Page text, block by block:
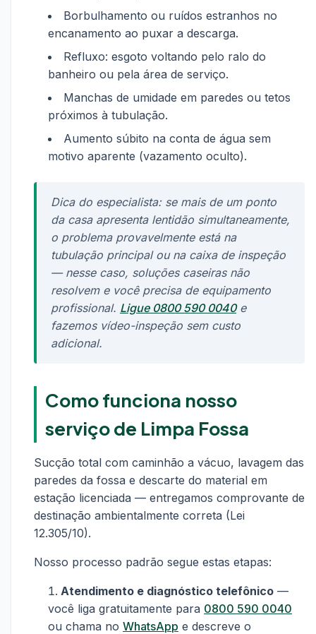
Borbulhamento ou ruídos estranhos no
encanamento ao puxar a descarga.
Refluxo: esgoto voltando pelo ralo do
banheiro ou pela área de serviço.
Manchas de umidade em paredes ou tetos
próximos à tubulação.
Aumento súbito na conta de água sem
motivo aparente (vazamento oculto).
Dica do especialista: se mais de um ponto
da casa apresenta lentidão simultaneamente,
o problema provavelmente está na
tubulação principal ou na caixa de inspeção
— nesse caso, soluções caseiras não
resolvem e você precisa de equipamento
profissional. Ligue 0800 590 0040e
fazemos vídeo-inspeção sem custo
adicional.
Como funciona nosso
serviço de Limpa Fossa
Sucção total com caminhão a vácuo, lavagem das
paredes da fossa e descarte do material em
estação licenciada — entregamos comprovante de
destinação ambientalmente correta (Lei
12.305/10).
Nosso processo padrão segue estas etapas:
Atendimento e diagnóstico telefônico —
você liga gratuitamente para 0800 590 0040
ou chama no WhatsApp e descreve o